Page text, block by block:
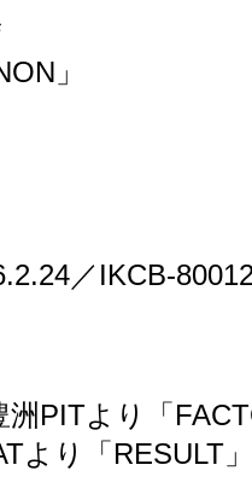
」
／IKCB-
洲PITより「
より「RESULT